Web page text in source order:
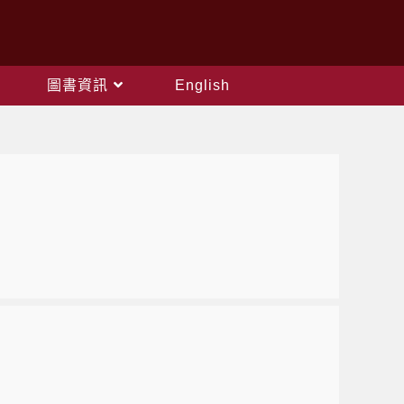
圖書資訊 English